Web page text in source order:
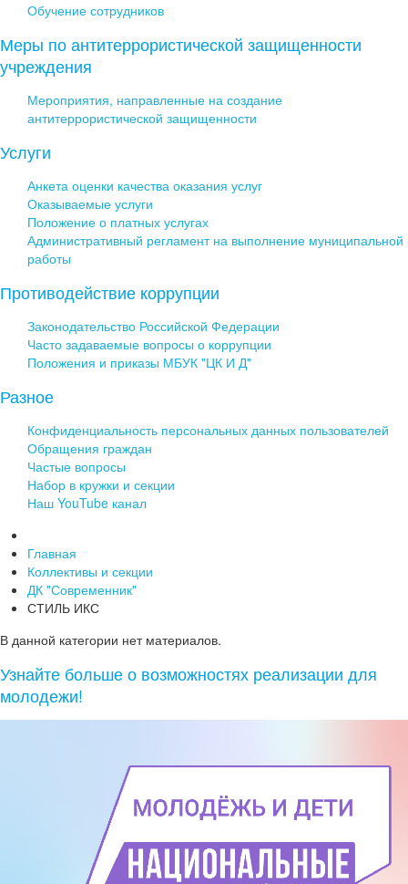
Обучение сотрудников
Меры по антитеррористической защищенности
учреждения
Мероприятия, направленные на создание
антитеррористической защищенности
Услуги
Анкета оценки качества оказания услуг
Оказываемые услуги
Положение о платных услугах
Административный регламент на выполнение муниципальной
работы
Противодействие коррупции
Законодательство Российской Федерации
Часто задаваемые вопросы о коррупции
Положения и приказы МБУК "ЦК И Д"
Разное
Конфиденциальность персональных данных пользователей
Обращения граждан
Частые вопросы
Набор в кружки и секции
Наш YouTube канал
Главная
Коллективы и секции
ДК "Современник"
СТИЛЬ ИКС
В данной категории нет материалов.
Узнайте больше о возможностях реализации для
молодежи!